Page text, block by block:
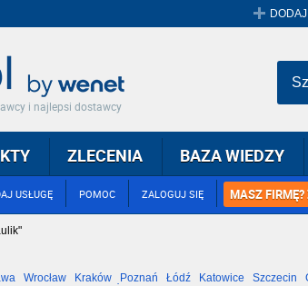
i najlepsi dostawcy
USŁUGĘ POMOC ZALOGUJ SIĘ MASZ FIRMĘ?
ZLECENIA BAZA WIEDZY
Wrocław Kraków Poznań Łódź Katowice Szczecin